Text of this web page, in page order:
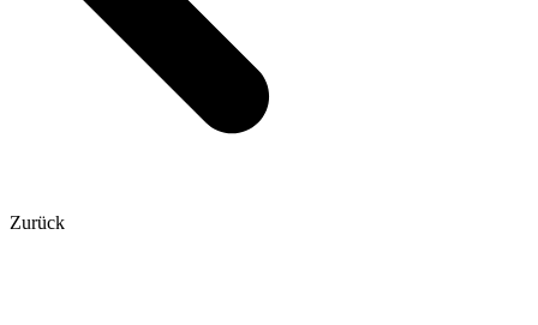
Zurück